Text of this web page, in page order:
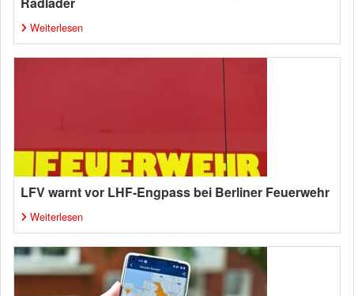
Weiterlesen
LFV warnt vor LHF-Engpass bei Berliner Feuerwehr
Weiterlesen